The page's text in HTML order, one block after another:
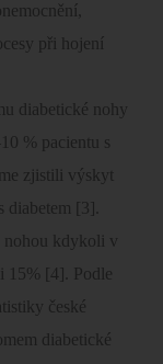
při hojení
diabetické nohy
% pacientu s
zjistili výskyt
diabetem [3].
nohou kdykoli v
15% [4]. Podle
české
diabetické